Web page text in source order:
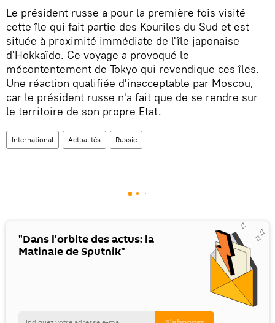
Le président russe a pour la première fois visité
cette île qui fait partie des Kouriles du Sud et est
située à proximité immédiate de l'île japonaise
d'Hokkaïdo. Ce voyage a provoqué le
mécontentement de Tokyo qui revendique ces îles.
Une réaction qualifiée d'inacceptable par Moscou,
car le président russe n'a fait que de se rendre sur
le territoire de son propre Etat.
International Actualités Russie
"Dans l'orbite des actus: la
Matinale de Sputnik"